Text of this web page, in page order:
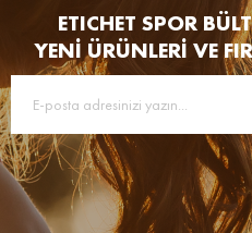
ETICHET SPOR
YENİ ÜRÜNLERİ VE